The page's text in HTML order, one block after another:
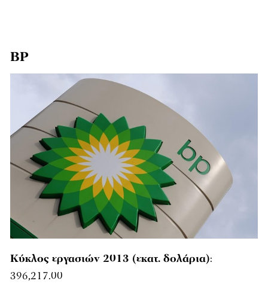
ΒΡ
Κύκλος εργασιών 2013 (εκατ. δολάρια):
396,217.00